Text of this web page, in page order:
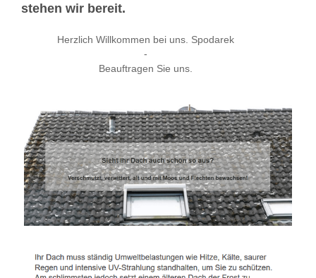
stehen wir bereit.
Herzlich Willkommen bei uns. Spodarek
-
Beauftragen Sie uns.